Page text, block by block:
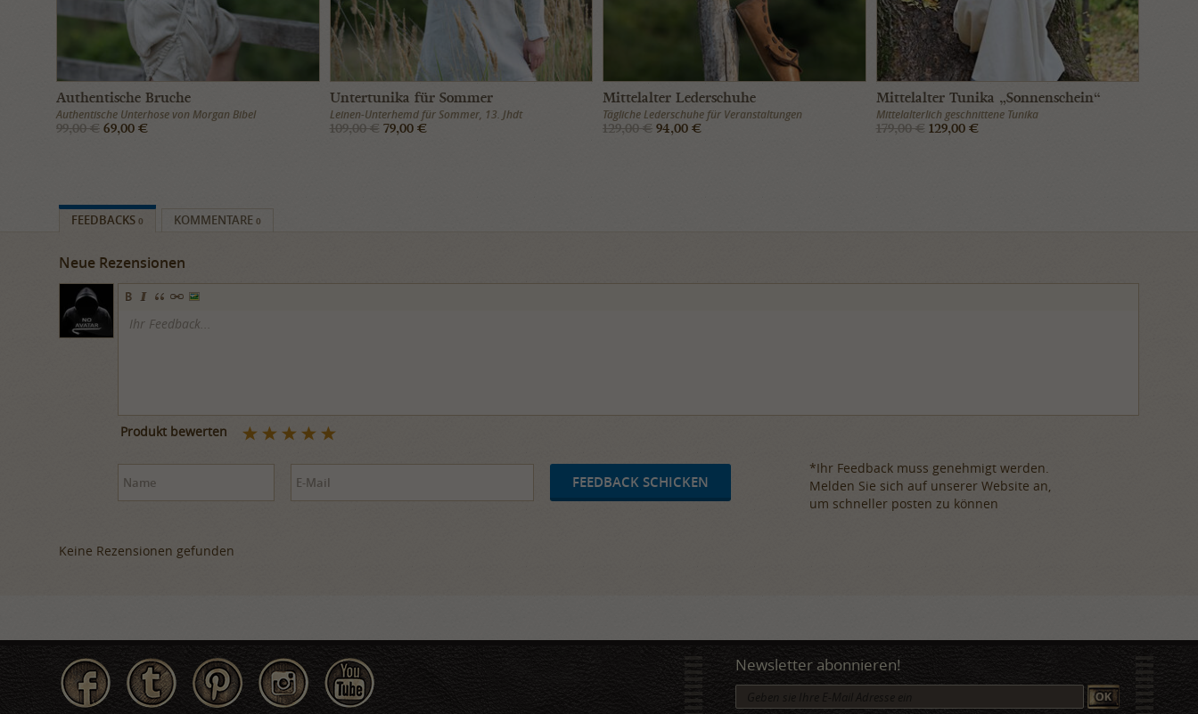
Authentische Bruche
Authentische Unterhose von Morgan Bibel
99,00 € 69,00 €
Untertunika für Sommer
Leinen-Unterhemd für Sommer, 13. Jhdt
109,00 € 79,00 €
Mittelalter Lederschuhe
Tägliche Lederschuhe für Veranstaltungen
129,00 € 94,00 €
Mittelalter Tunika „Sonnenschein“
Mittelalterlich geschnittene Tunika
179,00 € 129,00 €
FEEDBACKS 0 KOMMENTARE 0
Neue Rezensionen
Produkt bewerten
*Ihr Feedback muss genehmigt werden.
Melden Sie sich auf unserer Website an,
um schneller posten zu können
Keine Rezensionen gefunden
Newsletter abonnieren!